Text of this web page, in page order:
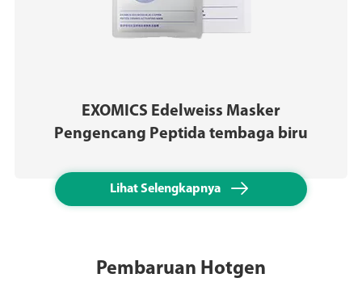
EXOMICS Edelweiss Masker
Pengencang Peptida tembaga biru
Lihat Selengkapnya 
Pembaruan Hotgen